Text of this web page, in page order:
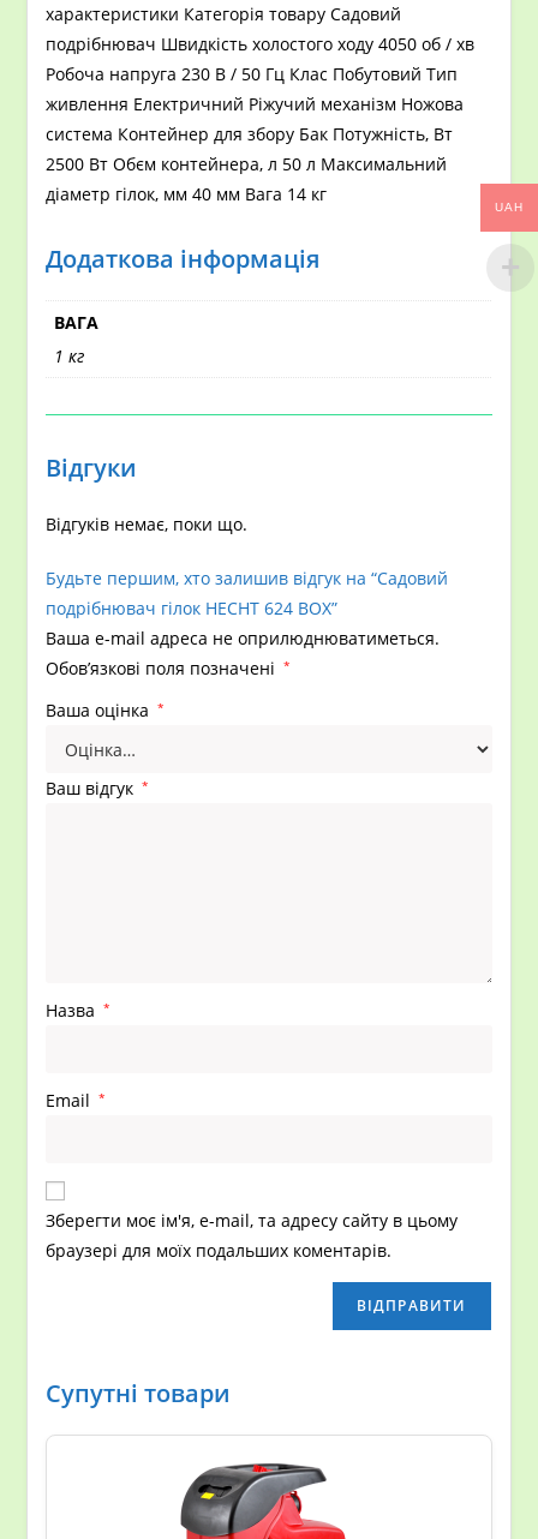
характеристики Категорія товару Садовий
подрібнювач Швидкість холостого ходу 4050 об / хв
Робоча напруга 230 В / 50 Гц Клас Побутовий Тип
живлення Електричний Ріжучий механізм Ножова
система Контейнер для збору Бак Потужність, Вт
2500 Вт Обєм контейнера, л 50 л Максимальний
діаметр гілок, мм 40 мм Вага 14 кг
Додаткова інформація
ВАГА
1 кг
Відгуки
Відгуків немає, поки що.
Будьте першим, хто залишив відгук на “Садовий
подрібнювач гілок HECHT 624 BOX”
Ваша e-mail адреса не оприлюднюватиметься.
Обов’язкові поля позначені
*
Ваша оцінка *
Ваш відгук *
Назва *
Email *
Зберегти моє ім'я, e-mail, та адресу сайту в цьому
браузері для моїх подальших коментарів.
Супутні товари
UAH